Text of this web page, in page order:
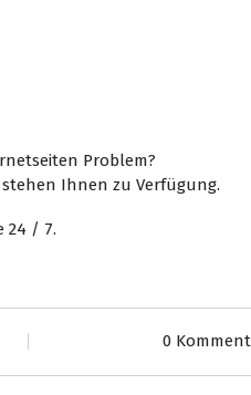
Problem?
stehen Ihnen zu Verfügung.
24 / 7.
0